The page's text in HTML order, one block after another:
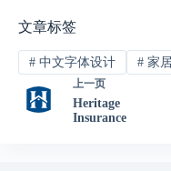
文章标签
#中文字体设计 #家
上一页
Heritage
Insurance